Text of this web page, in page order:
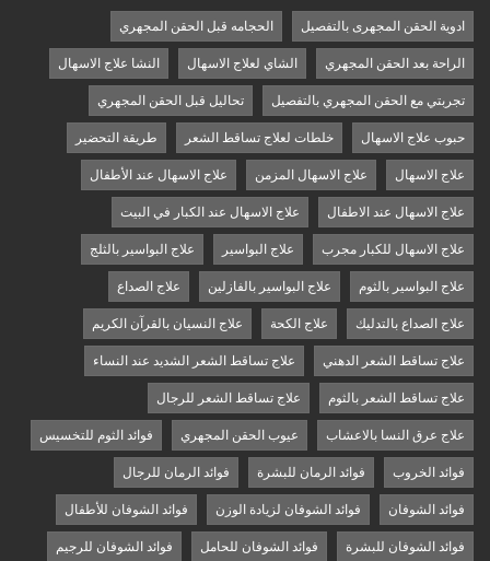
ادوية الحقن المجهرى بالتفصيل الحجامه قبل الحقن المجهري
الراحة بعد الحقن المجهري الشاي لعلاج الاسهال النشا علاج الاسهال
تجربتي مع الحقن المجهري بالتفصيل تحاليل قبل الحقن المجهري
حبوب علاج الاسهال خلطات لعلاج تساقط الشعر طريقة التحضير
علاج الاسهال علاج الاسهال المزمن علاج الاسهال عند الأطفال
علاج الاسهال عند الاطفال علاج الاسهال عند الكبار في البيت
علاج الاسهال للكبار مجرب علاج البواسير علاج البواسير بالثلج
علاج البواسير بالثوم علاج البواسير بالفازلين علاج الصداع
علاج الصداع بالتدليك علاج الكحة علاج النسيان بالقرآن الكريم
علاج تساقط الشعر الدهني علاج تساقط الشعر الشديد عند النساء
علاج تساقط الشعر بالثوم علاج تساقط الشعر للرجال
علاج عرق النسا بالاعشاب عيوب الحقن المجهري فوائد الثوم للتخسيس
فوائد الخروب فوائد الرمان للبشرة فوائد الرمان للرجال
فوائد الشوفان فوائد الشوفان لزيادة الوزن فوائد الشوفان للأطفال
فوائد الشوفان للبشرة فوائد الشوفان للحامل فوائد الشوفان للرجيم